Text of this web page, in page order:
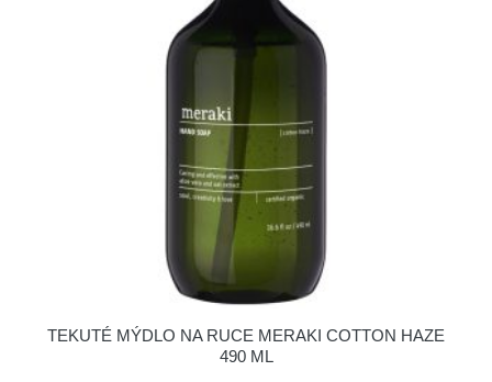
TEKUTÉ MÝDLO NA RUCE MERAKI COTTON HAZE
490 ML